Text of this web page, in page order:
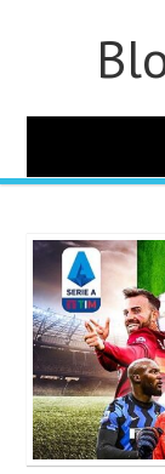
O STRONIE
KONTAKT